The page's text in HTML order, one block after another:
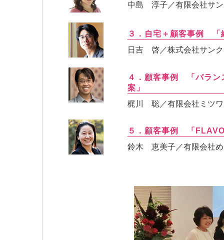
中島 淳子／有限会社サ
３．自宅＋顧客事例 「
日吉 啓／株式会社サン
４．顧客事例 「バラン
案」
梶川 聡／有限会社ミツ
５．顧客事例 「
鈴木 恵美子／有限会社